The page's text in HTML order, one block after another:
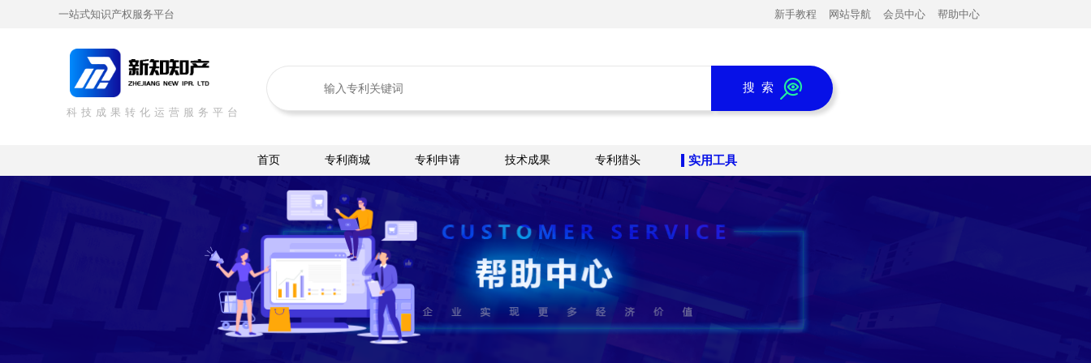
一站式知识产权服务平台 新手教程 网站导航 会员中心 帮助中心
科技成果转化运营服务平台
搜 索
首页 专利商城 专利申请 技术成果 专利猎头 实用工具